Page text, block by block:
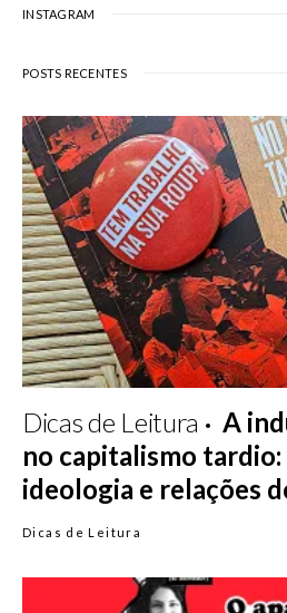
INSTAGRAM
POSTS RECENTES
Dicas de Leitura
A
no capitalismo tardio:
ideologia e relações
Dicas de Leitura